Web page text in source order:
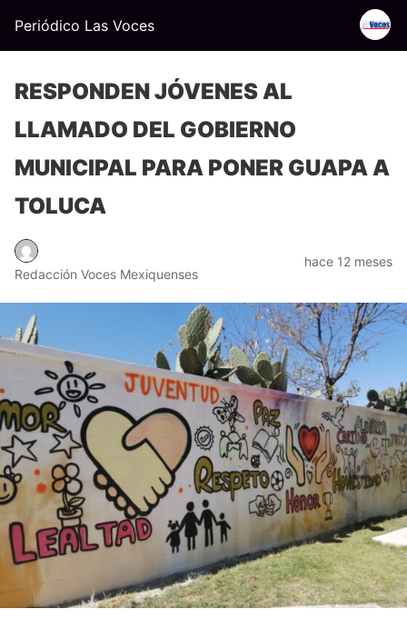
Periódico Las Voces
RESPONDEN JÓVENES AL
LLAMADO DEL GOBIERNO
MUNICIPAL PARA PONER GUAPA A
TOLUCA
Redacción Voces Mexiquenses
hace 12 meses